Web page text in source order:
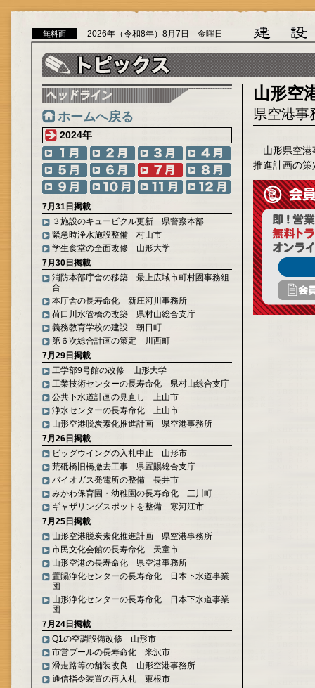
無料面 2026年（令和8年）8月7日 金曜日
ホームへ戻る
2024年
7月31日掲載
３施設のキュービクル更新 県警察本部
緊急時浄水施設整備 村山市
学生食堂の全面改修 山形大学
7月30日掲載
消防本部庁舎の移築 最上広域市町村圏事務組
合
本庁舎の長寿命化 新庄河川事務所
荷口川水管橋の改築 県村山総合支庁
義務教育学校の建設 朝日町
第６次総合計画の策定 川西町
7月29日掲載
工学部9号館の改修 山形大学
工業技術センターの長寿命化 県村山総合支庁
公共下水道計画の見直し 上山市
浄水センターの長寿命化 上山市
山形空港脱炭素化推進計画 県空港事務所
7月26日掲載
ビッグウイングの入札中止 山形市
荒砥橋旧橋撤去工事 県置賜総合支庁
バイオガス発電所の整備 長井市
みかわ保育園・幼稚園の長寿命化 三川町
ギャザリングスポットを整備 寒河江市
7月25日掲載
山形空港脱炭素化推進計画 県空港事務所
市民文化会館の長寿命化 天童市
山形空港の長寿命化 県空港事務所
置賜浄化センターの長寿命化 日本下水道事業
団
山形浄化センターの長寿命化 日本下水道事業
団
7月24日掲載
Q1の空調設備改修 山形市
市営プールの長寿命化 米沢市
滑走路等の舗装改良 山形空港事務所
通信指令装置の再入札 東根市
山形空
県空港事
山形県空港
推進計画の